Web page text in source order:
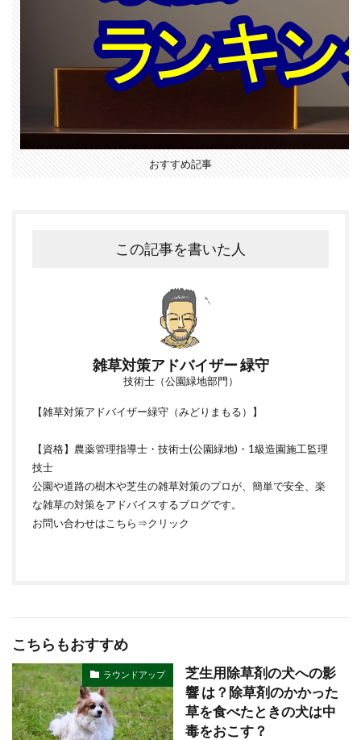
おすすめ記事
この記事を書いた人
雑草対策アドバイザー 緑守
技術士（公園緑地部門）
【雑草対策アドバイザー緑守（みどりまもる）】
【資格】農薬管理指導士・技術士(公園緑地)・1級造園施工監理
技士
公園や道路の樹木や芝生の雑草対策のプロが、簡単で安全、楽
な雑草の対策をアドバイスするブログです。
お問い合わせはこちら⇒クリック
こちらもおすすめ
ラウンドアップ
芝生用除草剤の犬への影
響 は？除草剤のかかった
草を食べたときの犬は中
毒をおこす？